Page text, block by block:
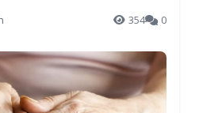
354 0